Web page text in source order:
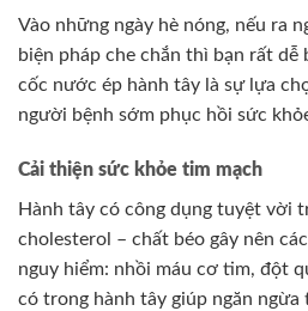
Vào những ngày hè nóng, nếu ra
biện pháp che chắn thì bạn rất dễ
cốc nước ép hành tây là sự lựa
người bệnh sớm phục hồi sức
Cải thiện sức khỏe tim mạch
Hành tây có công dụng tuyệt vời
cholesterol – chất béo gây nên
nguy hiểm: nhồi máu cơ tim, đột
có trong hành tây giúp ngăn ngừa